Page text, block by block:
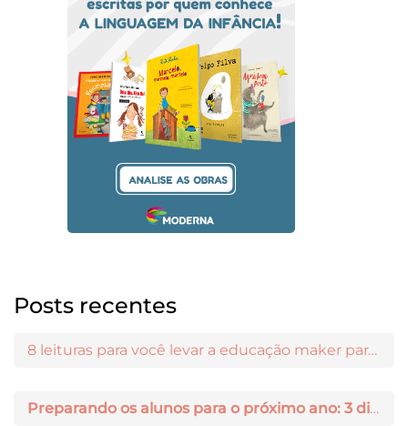
Posts recentes
8 leituras para você levar a educação maker para a sala de aula
Preparando os alunos para o próximo ano: 3 dicas práticas